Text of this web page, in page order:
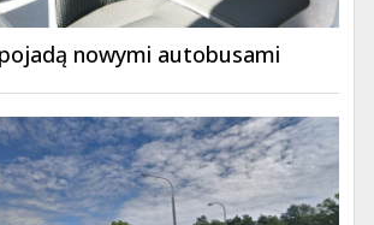
nowymi autobusami